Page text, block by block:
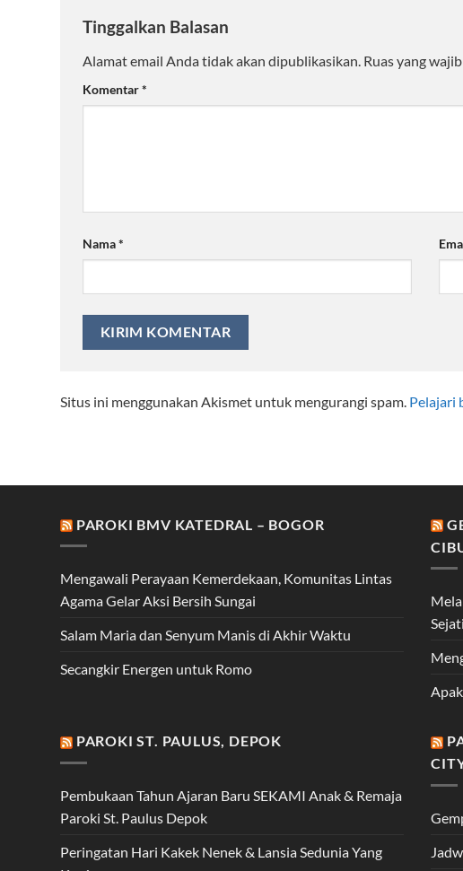
Tinggalkan Balasan
Alamat email Anda tidak akan dipublikasikan. Ruas yang
Komentar*
Nama*
Situs ini menggunakan Akismet untuk mengurangi spam. Pelajari
PAROKI BMV KATEDRAL – BOGOR
Mengawali Perayaan Kemerdekaan, Komunitas Lintas
Agama Gelar Aksi Bersih Sungai
Salam Maria dan Senyum Manis di Akhir Waktu
Secangkir Energen untuk Romo
Sejati
PAROKI ST. PAULUS, DEPOK
Pembukaan Tahun Ajaran Baru SEKAMI Anak & Remaja
Paroki St. Paulus Depok
Peringatan Hari Kakek Nenek & Lansia Sedunia Yang